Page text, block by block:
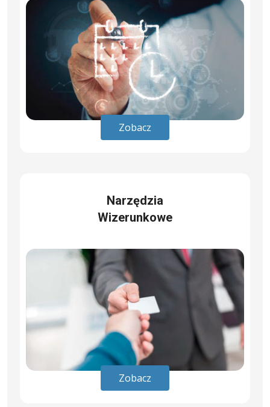
Zobacz
Narzędzia
Wizerunkowe
Zobacz